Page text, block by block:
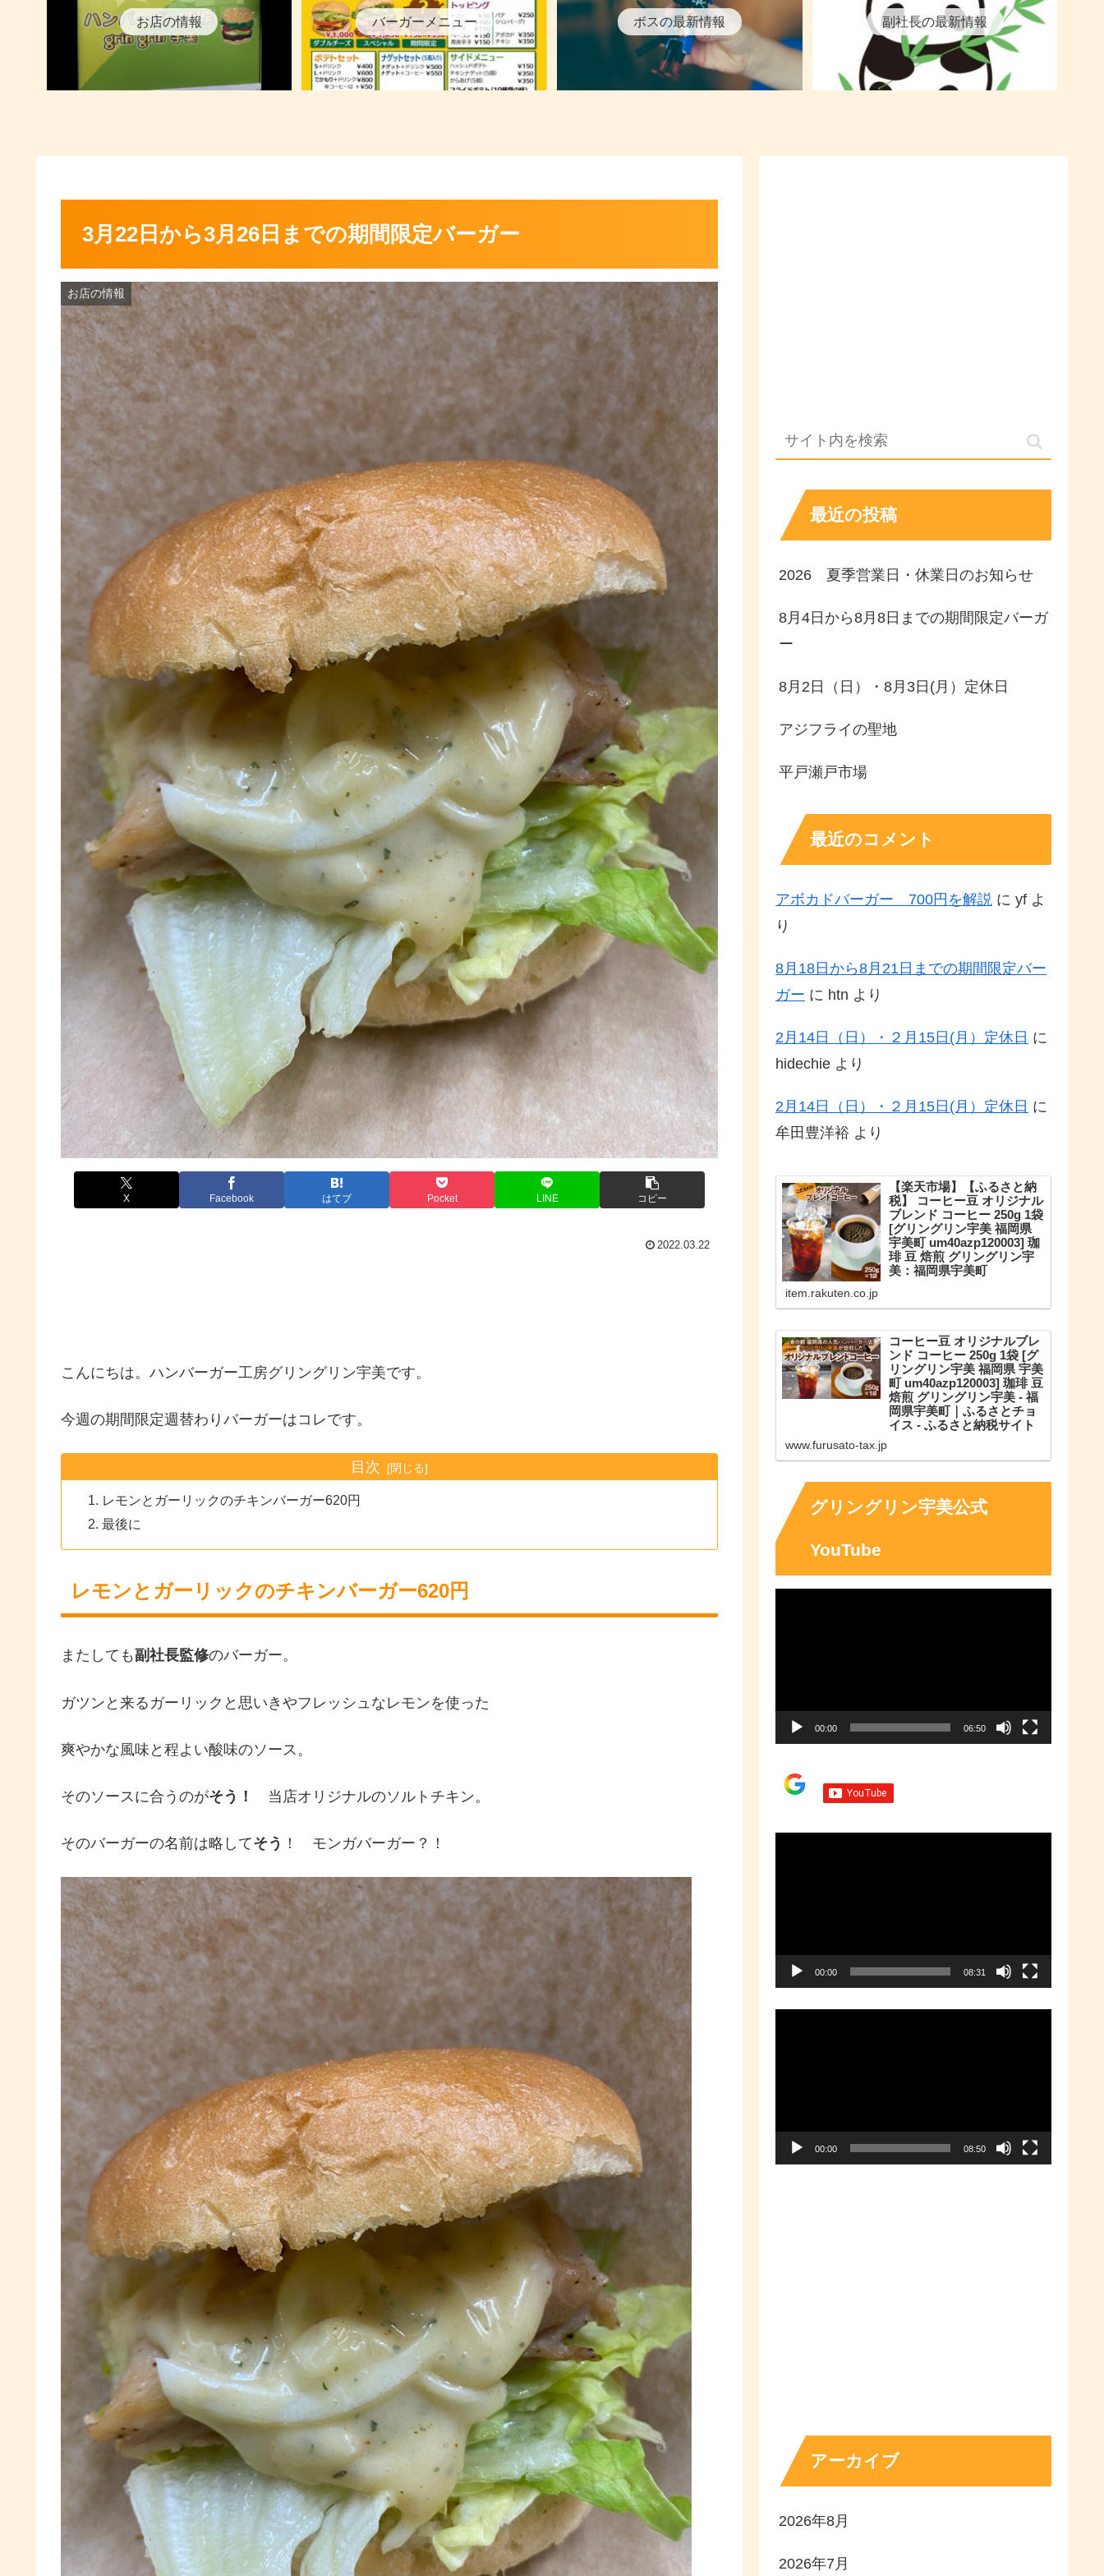
お店の情報 バーガーメニュー ボスの最新情報 副社長の最新情報
3月22日から3月26日までの期間限定バーガー
お店の情報
X Facebook はてブ Pocket LINE コピー
2022.03.22
こんにちは。ハンバーガー工房グリングリン宇美です。
今週の期間限定週替わりバーガーはコレです。
目次
レモンとガーリックのチキンバーガー620円
最後に
レモンとガーリックのチキンバーガー620円
またしても副社長監修のバーガー。
ガツンと来るガーリックと思いきやフレッシュなレモンを使った
爽やかな風味と程よい酸味のソース。
そのソースに合うのがそう！ 当店オリジナルのソルトチキン。
そのバーガーの名前は略してそう ！ モンガバーガー？！
最近の投稿
2026 夏季営業日・休業日のお知らせ
8月4日から8月8日までの期間限定バーガ
ー
8月2日（日）・8月3日(月）定休日
アジフライの聖地
平戸瀬戸市場
最近のコメント
アボカドバーガー 700円を解説 に yf よ
り
8月18日から8月21日までの期間限定バー
ガー に htn より
2月14日（日）・２月15日(月）定休日 に
hidechie より
2月14日（日）・２月15日(月）定休日 に
牟田豊洋裕 より
【楽天市場】【ふるさと納
税】 コーヒー豆 オリジナル
ブレンド コーヒー 250g 1袋
[グリングリン宇美 福岡県
宇美町 um40azp120003] 珈
琲 豆 焙煎 グリングリン宇
美：福岡県宇美町
ジナルブレンド コーヒー 250g 1袋
item.rakuten.co.jp
コーヒー豆 オリジナルブレ
ンド コーヒー 250g 1袋 [グ
リングリン宇美 福岡県 宇美
町 um40azp120003] 珈琲 豆
焙煎 グリングリン宇美 - 福
岡県宇美町｜ふるさとチョ
イス - ふるさと納税サイト
満載のふるさと納税No.1サイト
の魅力を知ったうえで、あなたが
応援したい地域に簡単・便利にふ
るさと納税で寄付ができます。
www.furusato-tax.jp
グリングリン宇美公式
YouTube
00:00 06:50
00:00 08:31
00:00 08:50
アーカイブ
2026年8月
2026年7月